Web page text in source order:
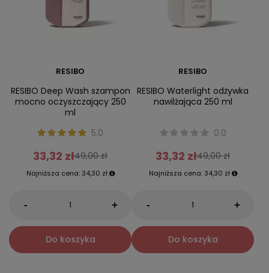
RESIBO
RESIBO Deep Wash szampon
mocno oczyszczający 250
ml
5.0
33,32 zł49,00 zł
Najniższa cena: 34,30 zł
- +
Do koszyka
RESIBO
RESIBO Waterlight odżywka
nawilżająca 250 ml
0.0
33,32 zł49,00 zł
Najniższa cena: 34,30 zł
- +
Do koszyka